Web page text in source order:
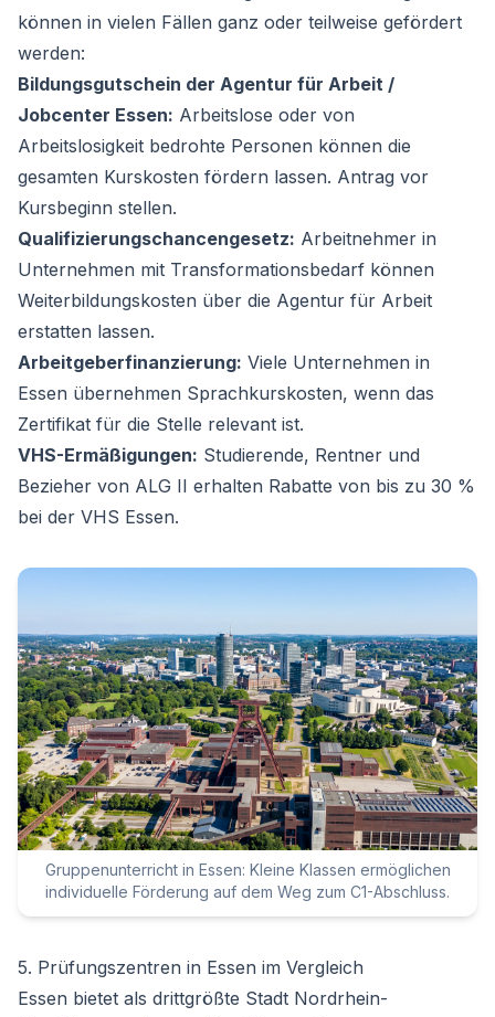
können in vielen Fällen ganz oder teilweise gefördert
werden:
Bildungsgutschein der Agentur für Arbeit /
Jobcenter Essen: Arbeitslose oder von
Arbeitslosigkeit bedrohte Personen können die
gesamten Kurskosten fördern lassen. Antrag vor
Kursbeginn stellen.
Qualifizierungschancengesetz: Arbeitnehmer in
Unternehmen mit Transformationsbedarf können
Weiterbildungskosten über die Agentur für Arbeit
erstatten lassen.
Arbeitgeberfinanzierung: Viele Unternehmen in
Essen übernehmen Sprachkurskosten, wenn das
Zertifikat für die Stelle relevant ist.
VHS-Ermäßigungen: Studierende, Rentner und
Bezieher von ALG II erhalten Rabatte von bis zu 30 %
bei der VHS Essen.
Gruppenunterricht in Essen: Kleine Klassen ermöglichen
individuelle Förderung auf dem Weg zum C1-Abschluss.
5. Prüfungszentren in Essen im Vergleich
Essen bietet als drittgrößte Stadt Nordrhein-